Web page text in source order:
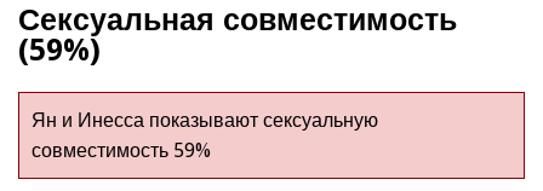
Сексуальная совместимость
(59%)
Ян и Инесса показывают сексуальную
совместимость 59%